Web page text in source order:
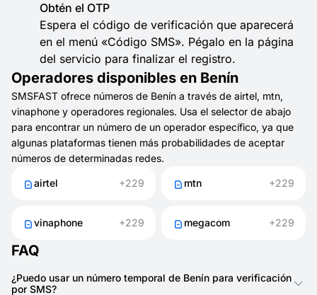
Obtén el OTP
Espera el código de verificación que aparecerá
en el menú «Código SMS». Pégalo en la página
del servicio para finalizar el registro.
Operadores disponibles en Benín
SMSFAST ofrece números de Benín a través de airtel, mtn,
vinaphone y operadores regionales. Usa el selector de abajo
para encontrar un número de un operador específico, ya que
algunas plataformas tienen más probabilidades de aceptar
números de determinadas redes.
airtel +229 mtn +229
vinaphone +229 megacom +229
FAQ
¿Puedo usar un número temporal de Benín para verificación
por SMS?